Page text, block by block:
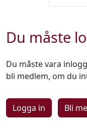
Du måste
Du måste vara
bli medlem, om du
Logga in